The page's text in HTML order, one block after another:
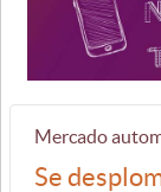
Mercado
Se